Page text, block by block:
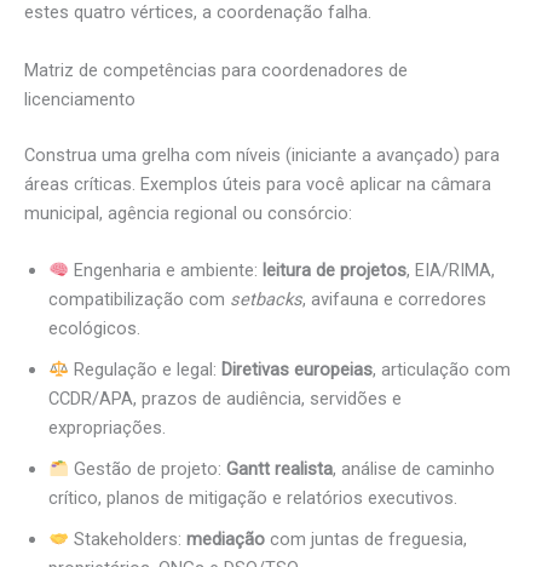
estes quatro vértices, a coordenação falha.
Matriz de competências para coordenadores de
licenciamento
Construa uma grelha com níveis (iniciante a avançado) para
áreas críticas. Exemplos úteis para você aplicar na câmara
municipal, agência regional ou consórcio:
Engenharia e ambiente: leitura de projetos, EIA/RIMA,
compatibilização com setbacks, avifauna e corredores
ecológicos.
Regulação e legal: Diretivas europeias, articulação com
CCDR/APA, prazos de audiência, servidões e
expropriações.
Gestão de projeto: Gantt realista, análise de caminho
crítico, planos de mitigação e relatórios executivos.
Stakeholders: mediaçãocom juntas de freguesia,